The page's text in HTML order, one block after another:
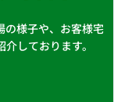
の様子や、お客様宅
しております。